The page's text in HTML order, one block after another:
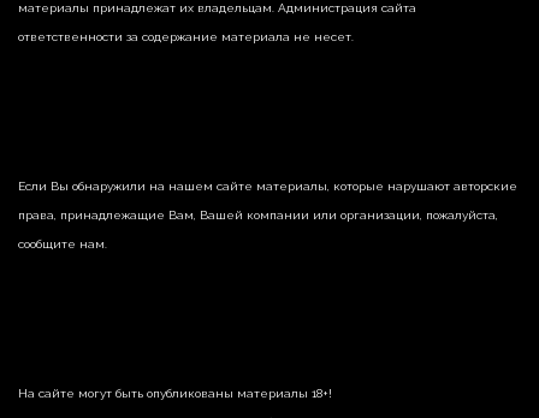
материалы принадлежат их владельцам. Администрация сайта
ответственности за содержание материала не несет.
Если Вы обнаружили на нашем сайте материалы, которые нарушают авторские
права, принадлежащие Вам, Вашей компании или организации, пожалуйста,
сообщите нам.
На сайте могут быть опубликованы материалы 18+!